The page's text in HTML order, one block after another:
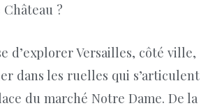
?
d’explorer Versailles, côté ville,
dans les ruelles qui s’articulent
du marché Notre Dame. De la